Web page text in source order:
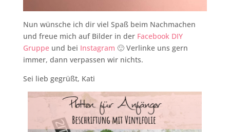
Nun wünsche ich dir viel Spaß beim Nachmachen
und freue mich auf Bilder in der Facebook DIY
Gruppeund bei Instagram 🙂 Verlinke uns gern
immer, dann verpassen wir nichts.
Sei lieb gegrüßt, Kati